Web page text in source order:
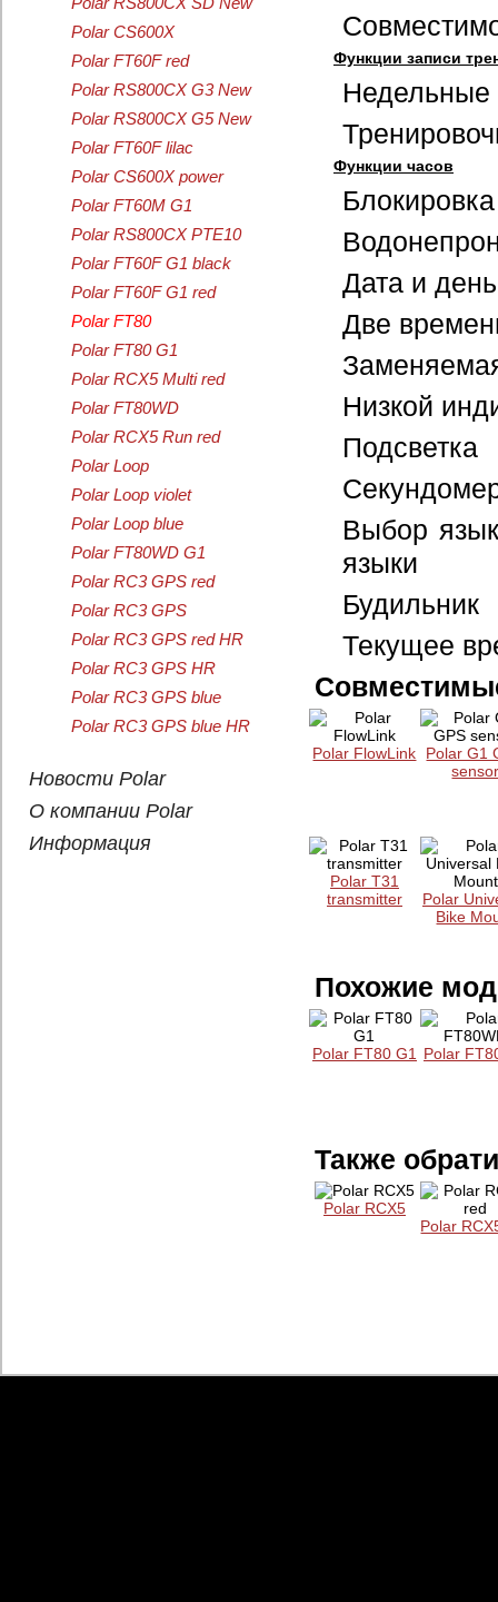
Функции записи
Недельные
Функции часов
Дата и
Две
Низкой
Подсветка
Выбор
языки
Будильник
Текущее
Polar FlowLink
Polar G1
Polar T31
transmitter
Polar
Bike
Похожие
Polar FT80 G1 Polar
Также
Polar RCX5
Polar
Polar CS600X
Polar FT60F red
Polar RS800CX G3 New
Polar RS800CX G5 New
Polar FT60F lilac
Polar CS600X power
Polar FT60M G1
Polar RS800CX PTE10
Polar FT60F G1 black
Polar FT60F G1 red
Polar FT80
Polar FT80 G1
Polar RCX5 Multi red
Polar FT80WD
Polar RCX5 Run red
Polar Loop
Polar Loop violet
Polar Loop blue
Polar FT80WD G1
Polar RC3 GPS red
Polar RC3 GPS
Polar RC3 GPS red HR
Polar RC3 GPS HR
Polar RC3 GPS blue
Polar RC3 GPS blue HR
Новости Polar
О компании Polar
Информация